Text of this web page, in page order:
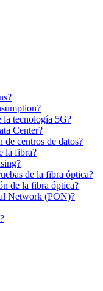
la tecnología 5G?
Center?
de centros de datos?
la fibra?
de la fibra óptica?
de la fibra óptica?
Network (PON)?